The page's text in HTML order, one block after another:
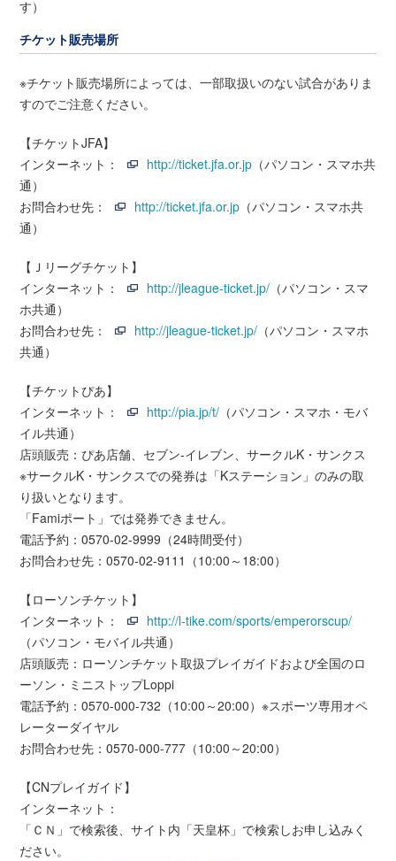
す）
チケット販売場所
※チケット販売場所によっては、一部取扱いのない試合がありま
すのでご注意ください。
【チケットJFA】
インターネット：
http://ticket.jfa.or.jp （パソコン・スマホ共
通）
お問合わせ先：
http://ticket.jfa.or.jp （パソコン・スマホ共
通）
【Ｊリーグチケット】
インターネット：
http://jleague-ticket.jp/ （パソコン・スマ
ホ共通）
お問合わせ先：
http://jleague-ticket.jp/ （パソコン・スマホ
共通）
【チケットぴあ】
インターネット：
http://pia.jp/t/ （パソコン・スマホ・モバ
イル共通）
店頭販売：ぴあ店舗、セブン-イレブン、サークルK・サンクス
※サークルK・サンクスでの発券は「Kステーション」のみの取
り扱いとなります。
「Famiポート」では発券できません。
電話予約：0570-02-9999（24時間受付）
お問合わせ先：0570-02-9111（10:00～18:00）
【ローソンチケット】
インターネット：
http://l-tike.com/sports/emperorscup/
（パソコン・モバイル共通）
店頭販売：ローソンチケット取扱プレイガイドおよび全国のロ
ーソン・ミニストップLoppi
電話予約：0570-000-732（10:00～20:00）※スポーツ専用オペ
レーターダイヤル
お問合わせ先：0570-000-777（10:00～20:00）
【CNプレイガイド】
インターネット：
「ＣＮ」で検索後、サイト内「天皇杯」で検索しお申し込みく
ださい。